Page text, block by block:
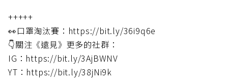
+++++
👀口罩淘汰賽：https://bit.ly/36i9q6e
👇關注《遠見》更多的社群：
IG：https://bit.ly/3AjBWNV
YT：https://bit.ly/38jNi9k